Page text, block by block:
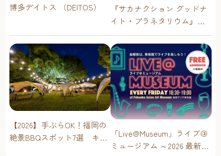
博多デイトス （DEITOS）
『サカナクション グッドナ
イト・プラネタリウム』が
今年も上映決定！【福岡市
科学館 ドームシアター】
2026年
【2026】手ぶらOK！福岡の
絶景BBQスポット7選 キャ
「Live@Museum」ライブ＠
ミュージアム ～2026 最新イ